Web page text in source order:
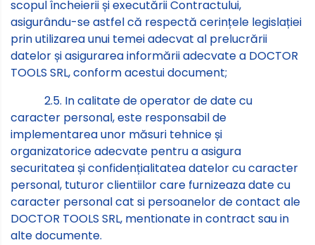
scopul încheierii și executării Contractului,
asigurându-se astfel că respectă cerințele legislației
prin utilizarea unui temei adecvat al prelucrării
datelor și asigurarea informării adecvate a DOCTOR
TOOLS SRL, conform acestui document;
2.5. In calitate de operator de date cu
caracter personal, este responsabil de
implementarea unor măsuri tehnice și
organizatorice adecvate pentru a asigura
securitatea și confidențialitatea datelor cu caracter
personal, tuturor clientiilor care furnizeaza date cu
caracter personal cat si persoanelor de contact ale
DOCTOR TOOLS SRL, mentionate in contract sau in
alte documente.